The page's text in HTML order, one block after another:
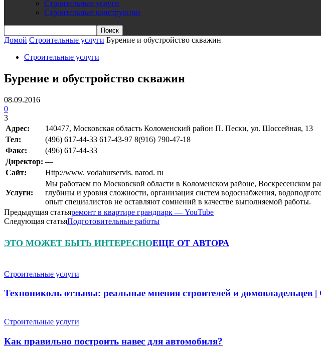
Строительные услуги
Строительные конструкции
Домой Строительные услуги Бурение и обустройство скважин
Строительные услуги
Бурение и обустройство скважин
08.09.2016
0
3
Адрес:
140477, Московская область Коломенский район П. Пески, ул. Шоссейная, 13
Teл:
(496) 617-44-33 617-43-97 8(916) 790-47-18
Факс:
(496) 617-44-33
Директор: —
Сайт:
Http://www. vodaburservis. narod. ru
Услуги:
Мы работаем по Московской области в Коломенском районе, Воскресенском
глубины и уровня сложности, организация систем водоснабжения,
опыт специалистов не оставляют сомнений в качестве выполняемой работы.
Предыдущая статьяремонт в квартире грандпарк — YouTube
Следующая статьяПодготовительные работы
ЭТО МОЖЕТ БЫТЬ ИНТЕРЕСНОЕЩЕ ОТ АВТОРА
Строительные услуги
Технониколь отзывы: реальные мнения строителей и домовладельцев
Строительные услуги
Как правильно построить навес для автомобиля?